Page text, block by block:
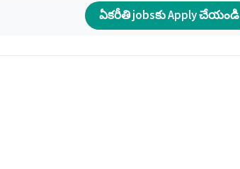
ఏకరీతి jobsకు Apply చేయండి